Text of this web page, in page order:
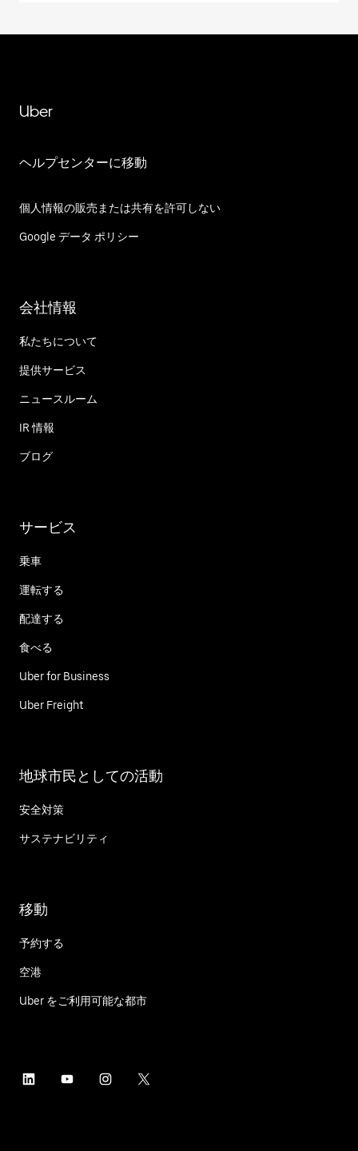
Uber
ヘルプセンターに移動
個人情報の販売または共有を許可しない
Google データ ポリシー
会社情報
私たちについて
提供サービス
ニュースルーム
IR 情報
ブログ
サービス
乗車
運転する
配達する
食べる
Uber for Business
Uber Freight
地球市民としての活動
安全対策
サステナビリティ
移動
予約する
空港
Uber をご利用可能な都市